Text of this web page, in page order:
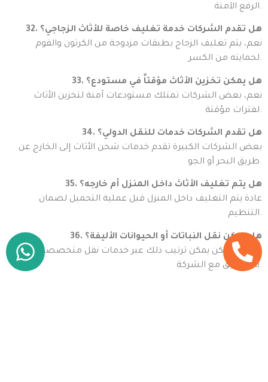
الرفع الآمنة.
32. هل تقدم الشركات خدمة تغليف خاصة للأثاث الزجاجي؟
نعم، يتم تغليف الزجاج بطبقات مزدوجة من الكرتون والفوم
لحمايته من الكسر.
33. هل يمكن تخزين الأثاث مؤقتاً في مستودع؟
نعم، بعض الشركات تمتلك مستودعات آمنة لتخزين الأثاث
لفترات مؤقتة.
34. هل تقدم الشركات خدمات للنقل الدولي؟
بعض الشركات الكبيرة تقدم خدمات شحن الأثاث إلى الخارج عن
طريق البحر أو الجو.
35. هل يتم تغليف الأثاث داخل المنزل أم خارجه؟
عادة يتم التغليف داخل المنزل قبل عملية التحميل لضمان
التنظيم.
36. هل يمكن نقل النباتات أو الحيوانات الأليفة؟
غالباً لا، ولكن يمكن ترتيب ذلك عبر خدمات نقل متخصصة
بالتنسيق مع الشركة.